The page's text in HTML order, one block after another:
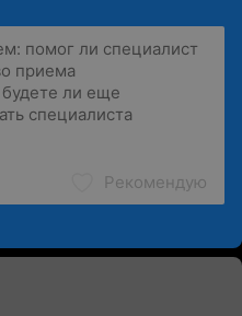
Рекомендую